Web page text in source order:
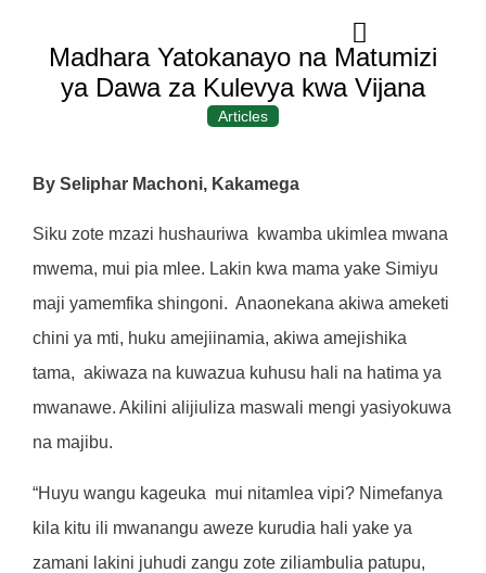
Madhara Yatokanayo na Matumizi
ya Dawa za Kulevya kwa Vijana
Articles
By Seliphar Machoni, Kakamega
Siku zote mzazi hushauriwa
kwamba ukimlea mwana
mwema, mui pia mlee. Lakin kwa mama yake Simiyu
maji yamemfika shingoni. Anaonekana akiwa ameketi
chini ya mti, huku amejiinamia, akiwa amejishika
tama, akiwaza na kuwazua kuhusu hali na hatima ya
mwanawe. Akilini alijiuliza maswali mengi yasiyokuwa
na majibu.
“Huyu wangu kageuka mui nitamlea vipi? Nimefanya
kila kitu ili mwanangu aweze kurudia hali yake ya
zamani lakini juhudi zangu zote ziliambulia patupu,